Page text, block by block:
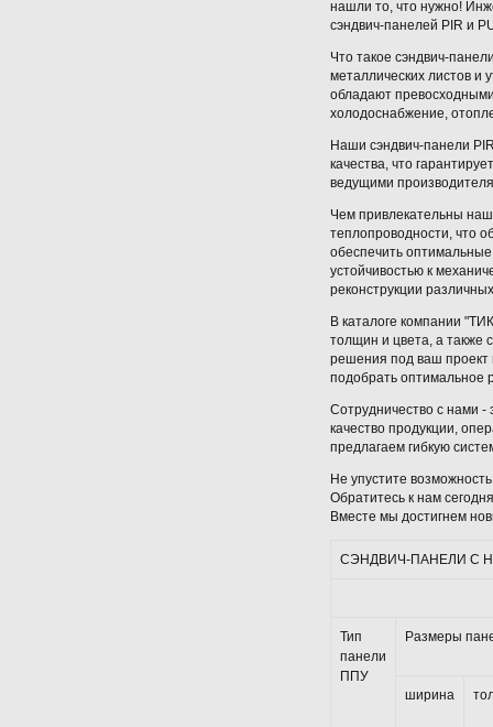
нашли то, что нужно!
сэндвич-панелей PIR и
Что такое сэндвич-
металлических листов и
обладают
холодоснабжение,
Наши сэндвич-панели
качества, что
ведущими
Чем привлекательны
теплопроводности, что
обеспечить
устойчивостью к
реконструкции
В каталоге компании
толщин и цвета, а также
решения под ваш проект
подобрать оптимальное
Сотрудничество с нами
качество продукции,
предлагаем гибкую
Не упустите
Обратитесь к нам
Вместе мы достигнем
СЭНДВИЧ-ПАНЕЛИ С
Тип
панели
ППУ
Размеры
ширина